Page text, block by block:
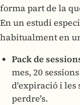
forma part de la
En un estudi
habitualment en
Pack de
mes, 20
d'expiració i les
perdre's.